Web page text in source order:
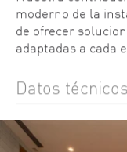
moderno de la
de ofrecer
adaptadas a cada
Datos técnicos